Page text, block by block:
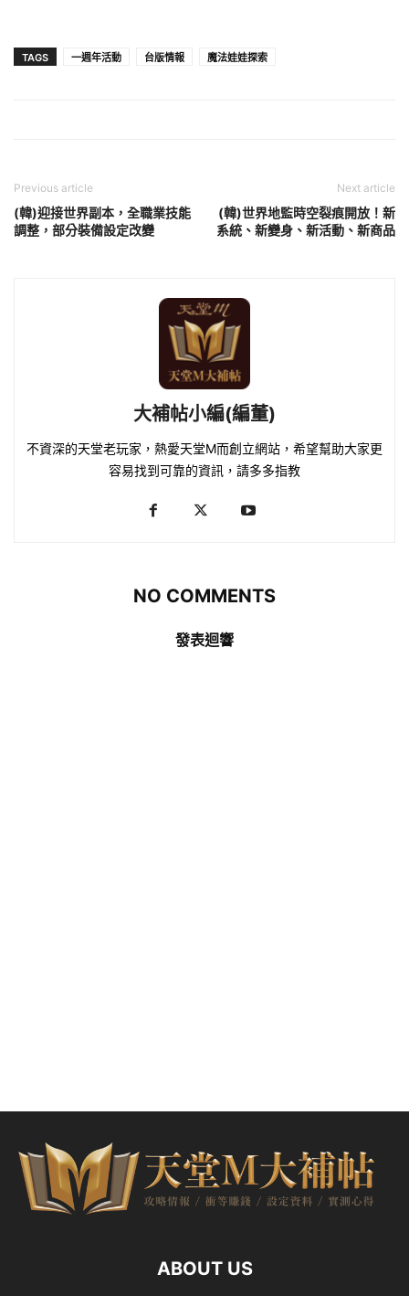
TAGS 一週年活動 台版情報 魔法娃娃探索
Previous article
(韓)迎接世界副本，全職業技能
調整，部分裝備設定改變
Next article
(韓)世界地監時空裂痕開放！新
系統、新變身、新活動、新商品
大補帖小編(編董)
不資深的天堂老玩家，熱愛天堂M而創立網站，希望幫助大家更
容易找到可靠的資訊，請多多指教
NO COMMENTS
發表迴響
ABOUT US